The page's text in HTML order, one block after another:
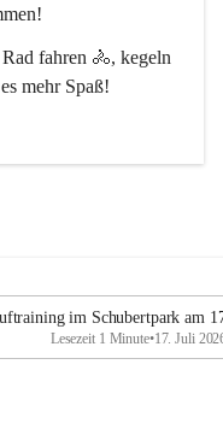
fahren 🚴, kegeln
mehr Spaß!
im Schubertpark am
Lesezeit 1 Minute•17. Juli